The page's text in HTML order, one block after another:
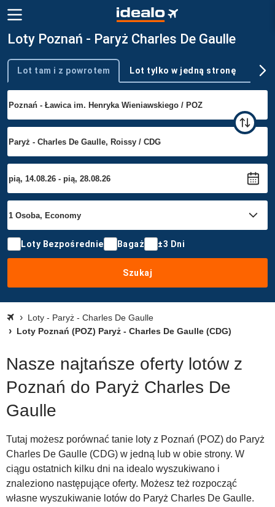
Loty Poznań - Paryż Charles De Gaulle
Typ podróży
Lot tam i z powrotem Lot tylko w jedną stronę
Loty Bezpośrednie Bagaż ±3 Dni
Szukaj
Loty - Paryż - Charles De Gaulle
Loty Poznań (POZ) Paryż - Charles De Gaulle (CDG)
Nasze najtańsze oferty lotów z
Poznań do Paryż Charles De
Gaulle
Tutaj możesz porównać tanie loty z Poznań (POZ) do Paryż
Charles De Gaulle (CDG) w jedną lub w obie strony. W
ciągu ostatnich kilku dni na idealo wyszukiwano i
znaleziono następujące oferty. Możesz też rozpocząć
własne wyszukiwanie lotów do Paryż Charles De Gaulle.